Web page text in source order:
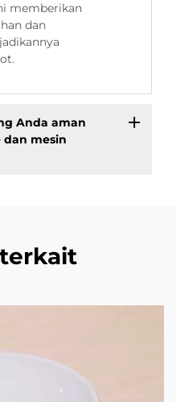
memberikan
dan
Anda aman
mesin